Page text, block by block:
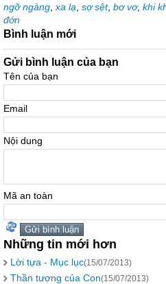
ngỡ ngàng xa lạ sợ sệt, bơ vơ, khi
đớn
Bình luận mới
Gửi bình luận của bạn
Tên của bạn
Email
Nội dung
Mã an toàn
Những tin mới hơn
Lời tựa - Mục lục(15/07/2013)
Thần tượng của Con(15/07/2013)